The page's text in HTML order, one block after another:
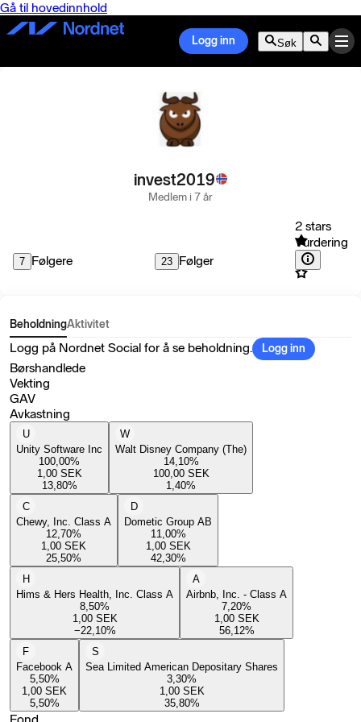
Gå til hovedinnhold
Logg inn Søk
invest2019
Medlem i 7 år
7 Følgere 23 Følger
2 stars
Vurdering
BeholdningAktivitet
Logg på Nordnet Social for å se beholdning. Logg inn
Børshandlede
Vekting
GAV
Avkastning
U
Unity Software Inc
100,00%
1,00 SEK
13,80%
W
Walt Disney Company (The)
14,10%
100,00 SEK
1,40%
C
Chewy, Inc. Class A
12,70%
1,00 SEK
25,50%
D
Dometic Group AB
11,00%
1,00 SEK
42,30%
H
Hims & Hers Health, Inc. Class A
8,50%
1,00 SEK
−22,10%
A
Airbnb, Inc. - Class A
7,20%
1,00 SEK
56,12%
F
Facebook A
5,50%
1,00 SEK
5,50%
S
Sea Limited American Depositary Shares
3,30%
1,00 SEK
35,80%